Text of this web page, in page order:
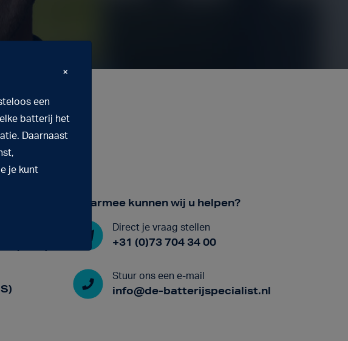
×
een
batterij het
Daarnaast
je kunt
Waarmee kunnen wij u helpen?
Direct je vraag stellen
+31 (0)73 704 34 00
Stuur ons een e-mail
info@de-batterijspecialist.nl